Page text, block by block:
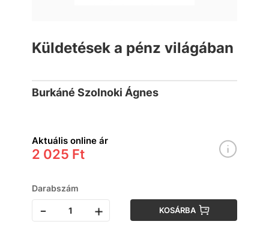
Küldetések a pénz világában
Burkáné Szolnoki Ágnes
Aktuális online ár
2 025 Ft
Darabszám
- + KOSÁRBA